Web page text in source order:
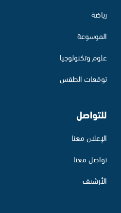
رياضة
الموسوعة
علوم وتكنولوجيا
توقعات الطقس
للتواصل
الإعلان معنا
تواصل معنا
الأرشيف